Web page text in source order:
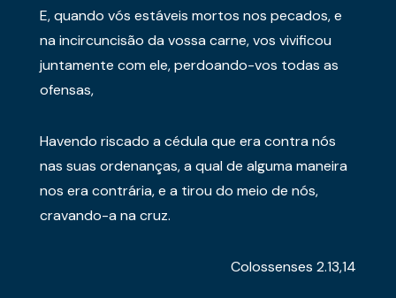
E, quando vós estáveis mortos nos pecados, e
na incircuncisão da vossa carne, vos vivificou
juntamente com ele, perdoando-vos todas as
ofensas,
Havendo riscado a cédula que era contra nós
nas suas ordenanças, a qual de alguma maneira
nos era contrária, e a tirou do meio de nós,
cravando-a na cruz.
Colossenses 2.13,14